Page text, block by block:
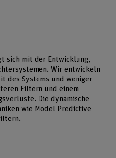
sich mit der Entwicklung,
Wir entwickeln
des Systems und weniger
Filtern und einem
Die dynamische
wie Model Predictive